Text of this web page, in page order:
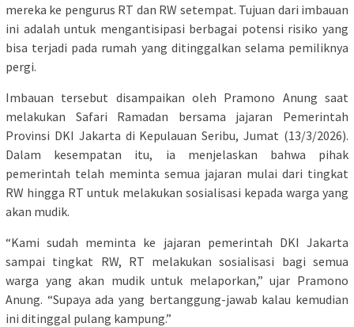
mereka ke pengurus RT dan RW setempat. Tujuan dari imbauan
ini adalah untuk mengantisipasi berbagai potensi risiko yang
bisa terjadi pada rumah yang ditinggalkan selama pemiliknya
pergi.
Imbauan tersebut disampaikan oleh Pramono Anung saat
melakukan Safari Ramadan bersama jajaran Pemerintah
Provinsi DKI Jakarta di Kepulauan Seribu, Jumat (13/3/2026).
Dalam kesempatan itu, ia menjelaskan bahwa pihak
pemerintah telah meminta semua jajaran mulai dari tingkat
RW hingga RT untuk melakukan sosialisasi kepada warga yang
akan mudik.
“Kami sudah meminta ke jajaran pemerintah DKI Jakarta
sampai tingkat RW, RT melakukan sosialisasi bagi semua
warga yang akan mudik untuk melaporkan,” ujar Pramono
Anung. “Supaya ada yang bertanggung-jawab kalau kemudian
ini ditinggal pulang kampung.”